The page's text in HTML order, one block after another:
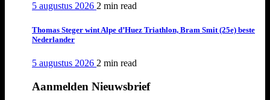
5 augustus 2026 2 min read
Thomas Steger wint Alpe d’Huez Triathlon, Bram Smit (25e) beste
Nederlander
5 augustus 2026 2 min read
Aanmelden Nieuwsbrief